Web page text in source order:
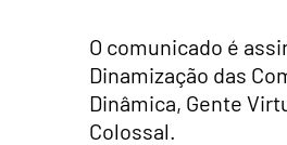
O comunicado é
Dinamização das
Dinâmica, Gente
Colossal.